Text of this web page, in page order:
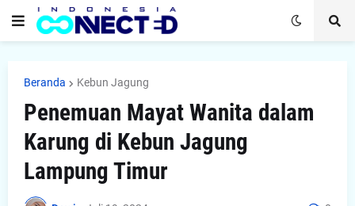
Beranda Kebun Jagung
Penemuan Mayat Wanita dalam
Karung di Kebun Jagung
Lampung Timur